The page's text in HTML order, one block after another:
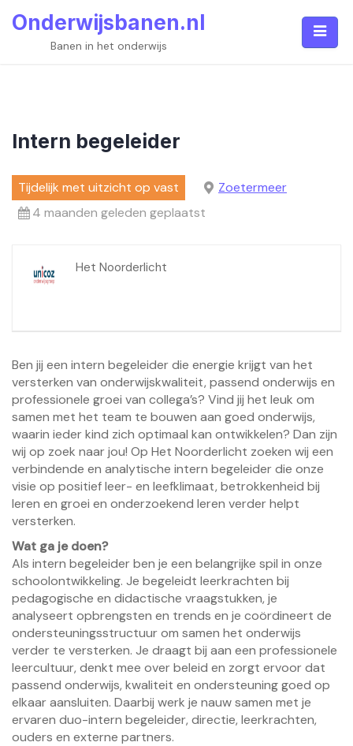
Onderwijsbanen.nl
Banen in het onderwijs
Intern begeleider
Tijdelijk met uitzicht op vast
Zoetermeer
4 maanden geleden geplaatst
Het Noorderlicht
Ben jij een intern begeleider die energie krijgt van het
versterken van onderwijskwaliteit, passend onderwijs en
professionele groei van collega’s? Vind jij het leuk om
samen met het team te bouwen aan goed onderwijs,
waarin ieder kind zich optimaal kan ontwikkelen? Dan zijn
wij op zoek naar jou! Op Het Noorderlicht zoeken wij een
verbindende en analytische intern begeleider die onze
visie op positief leer- en leefklimaat, betrokkenheid bij
leren en groei en onderzoekend leren verder helpt
versterken.
Wat ga je doen?
Als intern begeleider ben je een belangrijke spil in onze
schoolontwikkeling. Je begeleidt leerkrachten bij
pedagogische en didactische vraagstukken, je
analyseert opbrengsten en trends en je coördineert de
ondersteuningsstructuur om samen het onderwijs
verder te versterken. Je draagt bij aan een professionele
leercultuur, denkt mee over beleid en zorgt ervoor dat
passend onderwijs, kwaliteit en ondersteuning goed op
elkaar aansluiten. Daarbij werk je nauw samen met je
ervaren duo-intern begeleider, directie, leerkrachten,
ouders en externe partners.